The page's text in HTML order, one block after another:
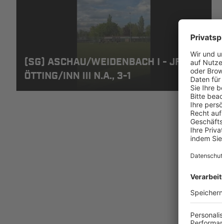
(SG) ASCHAU/WEIDENBACH I - JFG
ÖTTING/INN III N.A., 3-1